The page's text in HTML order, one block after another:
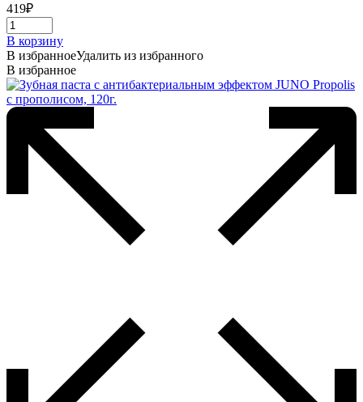
419₽
В корзину
В избранноеУдалить из избранного
В избранное